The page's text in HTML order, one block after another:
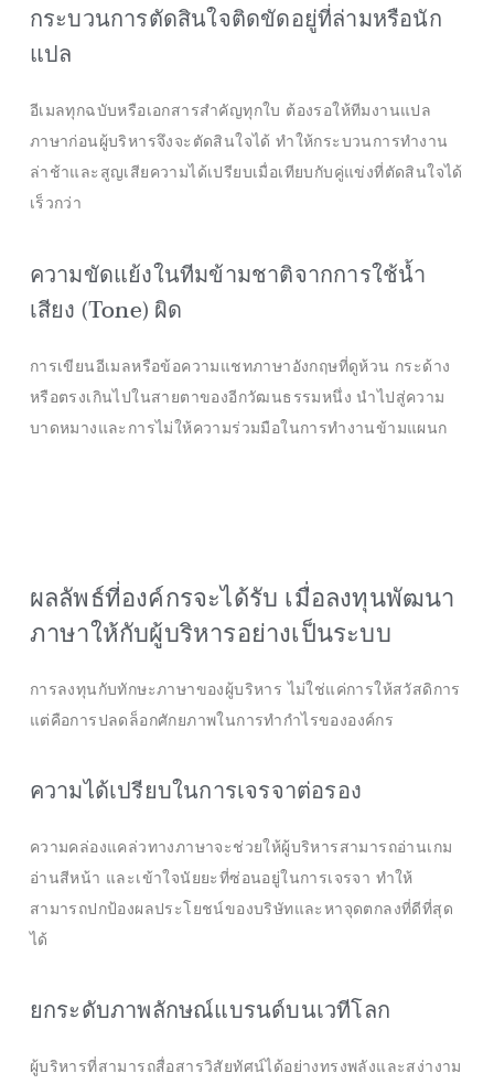
กระบวนการตัดสินใจติดขัดอยู่ที่ล่ามหรือนัก
แปล
อีเมลทุกฉบับหรือเอกสารสำคัญทุกใบ ต้องรอให้ทีมงานแปล
ภาษาก่อนผู้บริหารจึงจะตัดสินใจได้ ทำให้กระบวนการทำงาน
ล่าช้าและสูญเสียความได้เปรียบเมื่อเทียบกับคู่แข่งที่ตัดสินใจได้
เร็วกว่า
ความขัดแย้งในทีมข้ามชาติจากการใช้น้ำ
เสียง (Tone) ผิด
การเขียนอีเมลหรือข้อความแชทภาษาอังกฤษที่ดูห้วน กระด้าง
หรือตรงเกินไปในสายตาของอีกวัฒนธรรมหนึ่ง นำไปสู่ความ
บาดหมางและการไม่ให้ความร่วมมือในการทำงานข้ามแผนก
ผลลัพธ์ที่องค์กรจะได้รับ เมื่อลงทุนพัฒนา
ภาษาให้กับผู้บริหารอย่างเป็นระบบ
การลงทุนกับทักษะภาษาของผู้บริหาร ไม่ใช่แค่การให้สวัสดิการ
แต่คือการปลดล็อกศักยภาพในการทำกำไรขององค์กร
ความได้เปรียบในการเจรจาต่อรอง
ความคล่องแคล่วทางภาษาจะช่วยให้ผู้บริหารสามารถอ่านเกม
อ่านสีหน้า และเข้าใจนัยยะที่ซ่อนอยู่ในการเจรจา ทำให้
สามารถปกป้องผลประโยชน์ของบริษัทและหาจุดตกลงที่ดีที่สุด
ได้
ยกระดับภาพลักษณ์แบรนด์บนเวทีโลก
ผู้บริหารที่สามารถสื่อสารวิสัยทัศน์ได้อย่างทรงพลังและสง่างาม